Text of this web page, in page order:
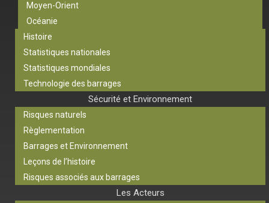
Moyen-Orient
Océanie
Histoire
Statistiques nationales
Statistiques mondiales
Technologie des barrages
Sécurité et Environnement
Risques naturels
Règlementation
Barrages et Environnement
Leçons de l’histoire
Risques associés aux barrages
Les Acteurs